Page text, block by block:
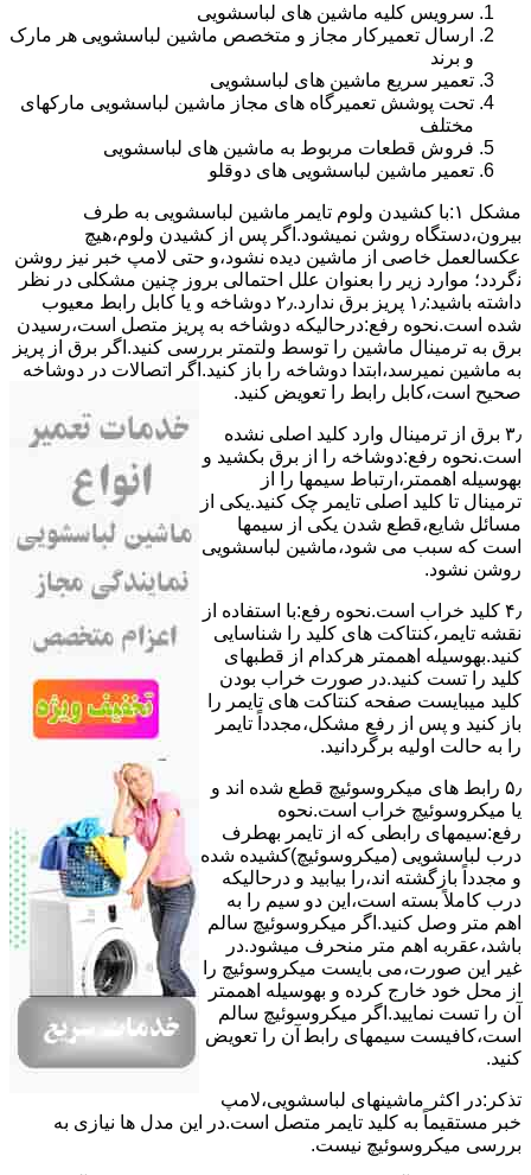
سرویس کلیه ماشین های لباسشویی
ارسال تعمیرکار مجاز و متخصص ماشین لباسشویی هر مارک
و برند
تعمیر سریع ماشین های لباسشویی
تحت پوشش تعمیرگاه های مجاز ماشین لباسشویی مارکهای
مختلف
فروش قطعات مربوط به ماشین های لباسشویی
تعمیر ماشین لباسشویی های دوقلو
مشکل ۱:ﺑﺎ ﮐﺸﯿﺪن وﻟﻮم ﺗﺎﯾﻤﺮ ماشین لباسشویی به طرف
ﺑﯿﺮون،دستگاه روﺷﻦ نمیشود.اﮔﺮ ﭘﺲ از ﮐﺸﯿﺪن وﻟﻮم،ﻫﯿﭻ
عکسالعمل ﺧﺎﺻﯽ از ﻣﺎﺷﯿﻦ دﯾﺪه نشود،و حتی ﻻﻣﭗ ﺧﺒﺮ ﻧﯿﺰ روﺷﻦ
ﻧگردد؛ موارد زیر را بعنوان ﻋﻠﻞ احتمالی بروز چنین مشکلی در نظر
داشته باشید:۱٫ ﭘﺮﯾﺰ ﺑﺮق ﻧﺪارد.۲٫ دوﺷﺎﺧﻪ و ﯾﺎ ﮐﺎﺑﻞ راﺑﻂ ﻣﻌﯿﻮب
ﺷﺪه است.نحوه رفع:درحالیکه دوﺷﺎﺧﻪ ﺑﻪ ﭘﺮﯾﺰ ﻣﺘﺼﻞ اﺳﺖ،رﺳﯿﺪن
ﺑﺮق ﺑﻪ ﺗﺮﻣﯿﻨﺎل ﻣﺎﺷﯿﻦ را ﺗﻮﺳﻂ ولتمتر بررسی ﮐﻨﯿﺪ.اﮔﺮ ﺑﺮق از ﭘﺮﯾﺰ
ﺑﻪ ﻣﺎﺷﯿﻦ نمیرسد،اﺑﺘﺪا دوشاخه را باز کنید.اﮔﺮ اﺗﺼﺎﻻت در دوشاخه
ﺻﺤﯿﺢ اﺳﺖ،ﮐﺎﺑﻞ راﺑﻂ را ﺗﻌﻮﯾﺾ کنید.
۳٫ ﺑﺮق از ﺗﺮﻣﯿﻨﺎل وارد ﮐﻠﯿﺪ اﺻﻠﯽ ﻧﺸﺪه
است.نحوه رﻓﻊ:دوشاخه را از ﺑﺮق بکشید و
بهوسیله اهممتر،ارﺗﺒﺎط سیمها را از
ﺗﺮﻣﯿﻨﺎل ﺗﺎ ﮐﻠﯿﺪ اﺻﻠﯽ ﺗﺎﯾﻤﺮ چک کنید.یکی از
مسائل شایع،ﻗﻄﻊ شدن ﯾﮑﯽ از سیمها
است که سبب می شود،ﻣﺎﺷﯿﻦ لباسشویی
روﺷﻦ نشود.
۴٫ ﮐﻠﯿﺪ ﺧﺮاب اﺳﺖ.نحوه رفع:ﺑﺎ اﺳﺘﻔﺎده از
ﻧﻘﺸﻪ ﺗﺎﯾﻤﺮ،ﮐﻨﺘﺎﮐﺖ ﻫﺎی ﮐﻠﯿﺪ را ﺷﻨﺎﺳﺎﯾﯽ
کنید.بهوسیله اهممتر هرکدام از قطبهای
ﮐﻠﯿﺪ را ﺗﺴﺖ ﮐﻨﯿﺪ.در ﺻﻮرت ﺧﺮاب ﺑﻮدن
ﮐﻠﯿﺪ میبایست ﺻﻔﺤﻪ ﮐﻨﺘﺎﮐﺖ ﻫﺎی ﺗﺎﯾﻤﺮ را
باز کنید و ﭘﺲ از رﻓﻊ مشکل،مجدداً ﺗﺎﯾﻤﺮ
را به حالت اوﻟﯿﻪ برگردانید.
۵٫ رابط های ﻣﯿﮑﺮوﺳﻮﺋﯿﭻ ﻗﻄﻊ شده اند و
ﯾﺎ ﻣﯿﮑﺮوﺳﻮﺋﯿﭻ ﺧﺮاب اﺳﺖ.نحوه
رفع:سیمهای راﺑﻄﯽ ﮐﻪ از ﺗﺎﯾﻤﺮ بهطرف
درب لباسشویی (ﻣﯿﮑﺮوﺳﻮﺋﯿﭻ)کشیده شده
و مجدداً بازگشته اند،را ﺑﯿﺎﺑﯿﺪ و درحالیکه
درب کاملاً ﺑﺴﺘﻪ اﺳﺖ،اﯾﻦ دو ﺳﯿﻢ را ﺑﻪ
اﻫﻢ ﻣﺘﺮ وصل کنید.اﮔﺮ ﻣﯿﮑﺮوﺳﻮﺋﯿﭻ ﺳﺎﻟﻢ
ﺑﺎﺷﺪ،ﻋﻘﺮﺑﻪ اهم متر ﻣﻨﺤﺮف میشود.در
ﻏﯿﺮ اﯾﻦ ﺻﻮرت،می بایست ﻣﯿﮑﺮوﺳﻮﺋﯿﭻ را
از ﻣﺤﻞ خود ﺧﺎرج کرده و بهوسیله اهممتر
آن را ﺗﺴﺖ ﻧﻤﺎﯾﯿﺪ.اﮔﺮ ﻣﯿﮑﺮوﺳﻮﺋﯿﭻ ﺳﺎﻟﻢ
اﺳﺖ،ﮐﺎﻓﯿﺴﺖ سیمهای راﺑﻄ آن را ﺗﻌﻮﯾﺾ
کنید.
ﺗﺬﮐﺮ:در اﮐﺜﺮ ماشینهای لباسشویی،ﻻﻣﭗ
ﺧﺒﺮ مستقیماً ﺑﻪ ﮐﻠﯿﺪ ﺗﺎﯾﻤﺮ ﻣﺘﺼﻞ اﺳﺖ.در اﯾﻦ مدل ها ﻧﯿﺎزی ﺑﻪ
بررسی ﻣﯿﮑﺮوﺳﻮﺋﯿﭻ نیست.